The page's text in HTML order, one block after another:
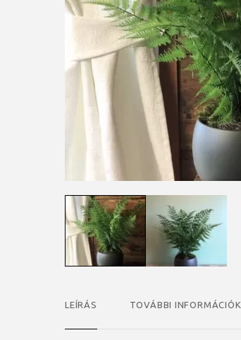
LEÍRÁS TOVÁBBI INFORMÁCIÓK